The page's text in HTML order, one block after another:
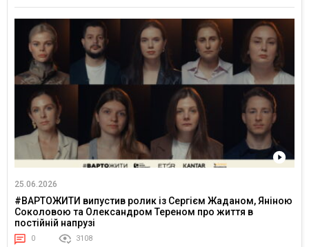
25.06.2026
#ВАРТОЖИТИ випустив ролик із Сергієм Жаданом, Яніною
Соколовою та Олександром Тереном про життя в
постійній напрузі
0 3108